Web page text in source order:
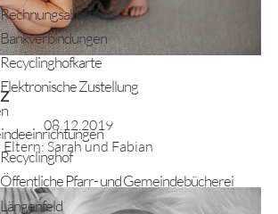
Rechnungsabschluss
Bankverbindungen
Recyclinghofkarte
Elektronische Zustellung
Recyclinghof
Öffentliche Pfarr- und Gemeindebücherei
Längenfeld
08.12.2019
Eltern: Sarah und Fabian